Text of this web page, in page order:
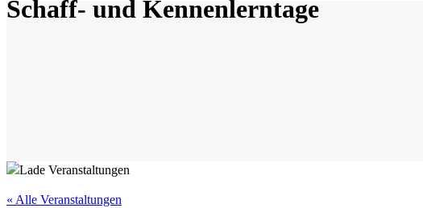
Schaff- und Kennenlerntage
« Alle Veranstaltungen